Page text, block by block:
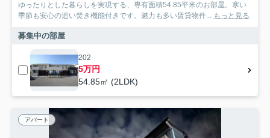
ゆったりとした暮らしを実現する、専有面積54.85平米のお部屋。寒い
季節も安心の追い焚き機能付きです。魅力も多い賃貸物件... もっと見る
募集中の部屋
202
5万円
54.85㎡ (2LDK)
アパート